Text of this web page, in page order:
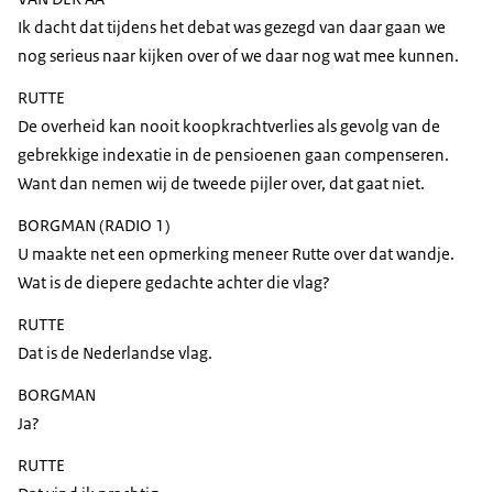
Ik dacht dat tijdens het debat was gezegd van daar gaan we
nog serieus naar kijken over of we daar nog wat mee kunnen.
RUTTE
De overheid kan nooit koopkrachtverlies als gevolg van de
gebrekkige indexatie in de pensioenen gaan compenseren.
Want dan nemen wij de tweede pijler over, dat gaat niet.
BORGMAN (RADIO 1)
U maakte net een opmerking meneer Rutte over dat wandje.
Wat is de diepere gedachte achter die vlag?
RUTTE
Dat is de Nederlandse vlag.
BORGMAN
Ja?
RUTTE